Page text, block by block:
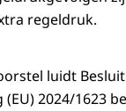
regeldruk.
luidt
2024/1623